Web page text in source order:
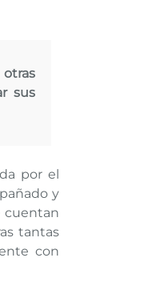
sus
por el
y
cuentan
tantas
con